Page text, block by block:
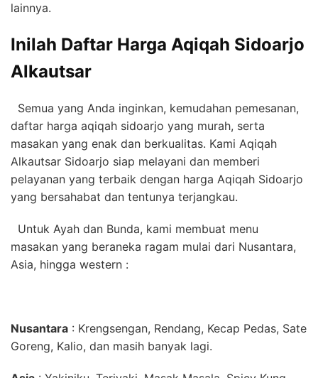
lainnya.
Inilah Daftar Harga Aqiqah Sidoarjo
Alkautsar
Semua yang Anda inginkan, kemudahan pemesanan,
daftar harga aqiqah sidoarjo yang murah, serta
masakan yang enak dan berkualitas. Kami Aqiqah
Alkautsar Sidoarjo siap melayani dan memberi
pelayanan yang terbaik dengan harga Aqiqah Sidoarjo
yang bersahabat dan tentunya terjangkau.
Untuk Ayah dan Bunda, kami membuat menu
masakan yang beraneka ragam mulai dari Nusantara,
Asia, hingga western :
Nusantara : Krengsengan, Rendang, Kecap Pedas, Sate
Goreng, Kalio, dan masih banyak lagi.